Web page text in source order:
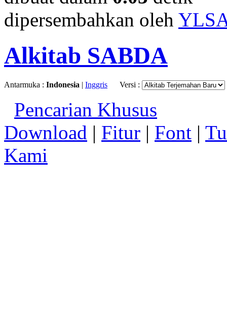
dipersembahkan oleh
Alkitab SABDA
Antarmuka : Indonesia | Inggris Versi :
Pencarian Khusus
Download | Fitur | Font |
Kami